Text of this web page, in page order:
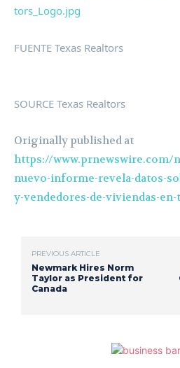
tors_Logo.jpg
FUENTE Texas Realtors
SOURCE Texas Realtors
Originally published at
https://www.prnewswire.com/
nuevo-informe-revela-datos-
y-vendedores-de-viviendas-
PREVIOUS ARTICLE
Newmark Hires Norm
Taylor as President for
Canada